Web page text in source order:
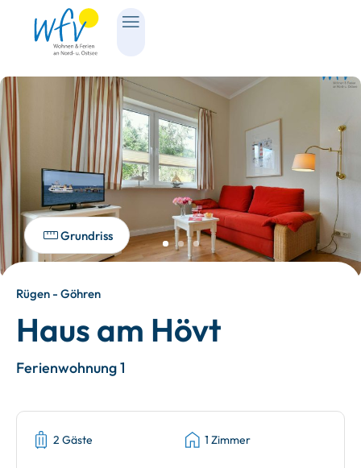
Grundriss
Rügen - Göhren
Haus am Hövt
Ferienwohnung 1
2 Gäste 1 Zimmer